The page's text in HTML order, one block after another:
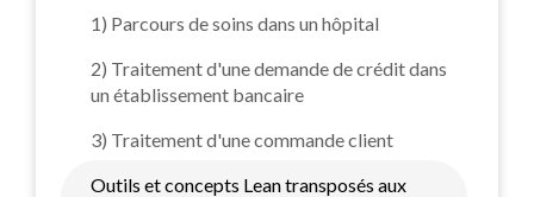
1) Parcours de soins dans un hôpital
2) Traitement d'une demande de crédit dans
un établissement bancaire
3) Traitement d'une commande client
Outils et concepts Lean transposés aux